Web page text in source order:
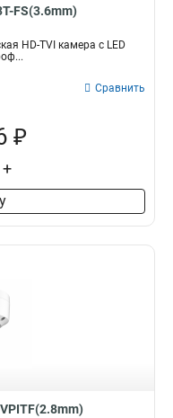
FS(3.6mm)
HD-TVI камера с LED
Сравнить
₽
+